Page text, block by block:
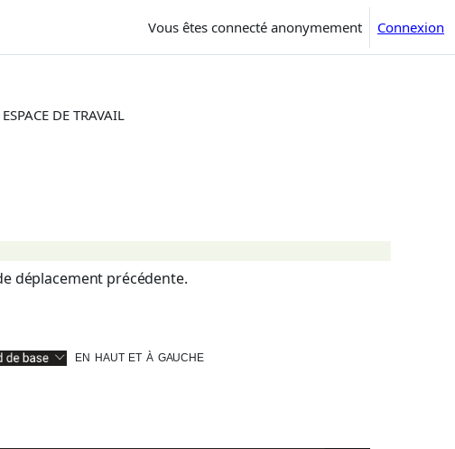
Vous êtes connecté anonymement Connexion
DE TRAVAIL
déplacement précédente.
en haut et à gauche